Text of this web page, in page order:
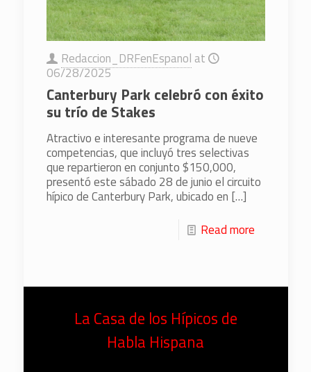
Redaccion_DRFenEspanol at
06/28/2025
Canterbury Park celebró con éxito
su trío de Stakes
Atractivo e interesante programa de nueve
competencias, que incluyó tres selectivas
que repartieron en conjunto $150,000,
presentó este sábado 28 de junio el circuito
hípico de Canterbury Park, ubicado en […]
Read more
La Casa de los Hípicos de
Habla Hispana